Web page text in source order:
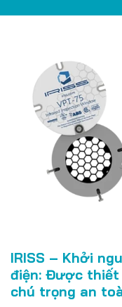
IRISS – Khởi
điện: Được
chú trọng an